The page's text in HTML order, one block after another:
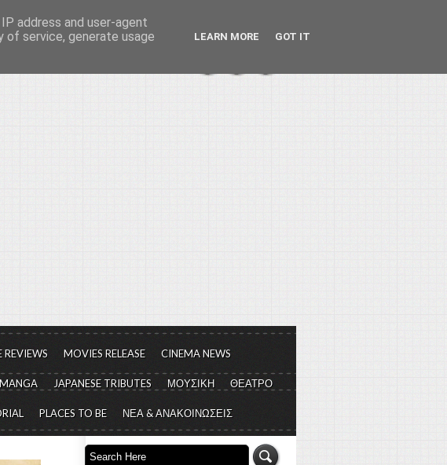
REVIEWS MOVIES RELEASE CINEMA NEWS
MANGA JAPANESE TRIBUTES ΜΟΥΣΙΚΗ ΘΕΑΤΡΟ
PLACES TO BE ΝΕΑ & ΑΝΑΚΟΙΝΩΣΕΙΣ
address and user-agent
of service, generate usage
LEARN MORE GOT IT